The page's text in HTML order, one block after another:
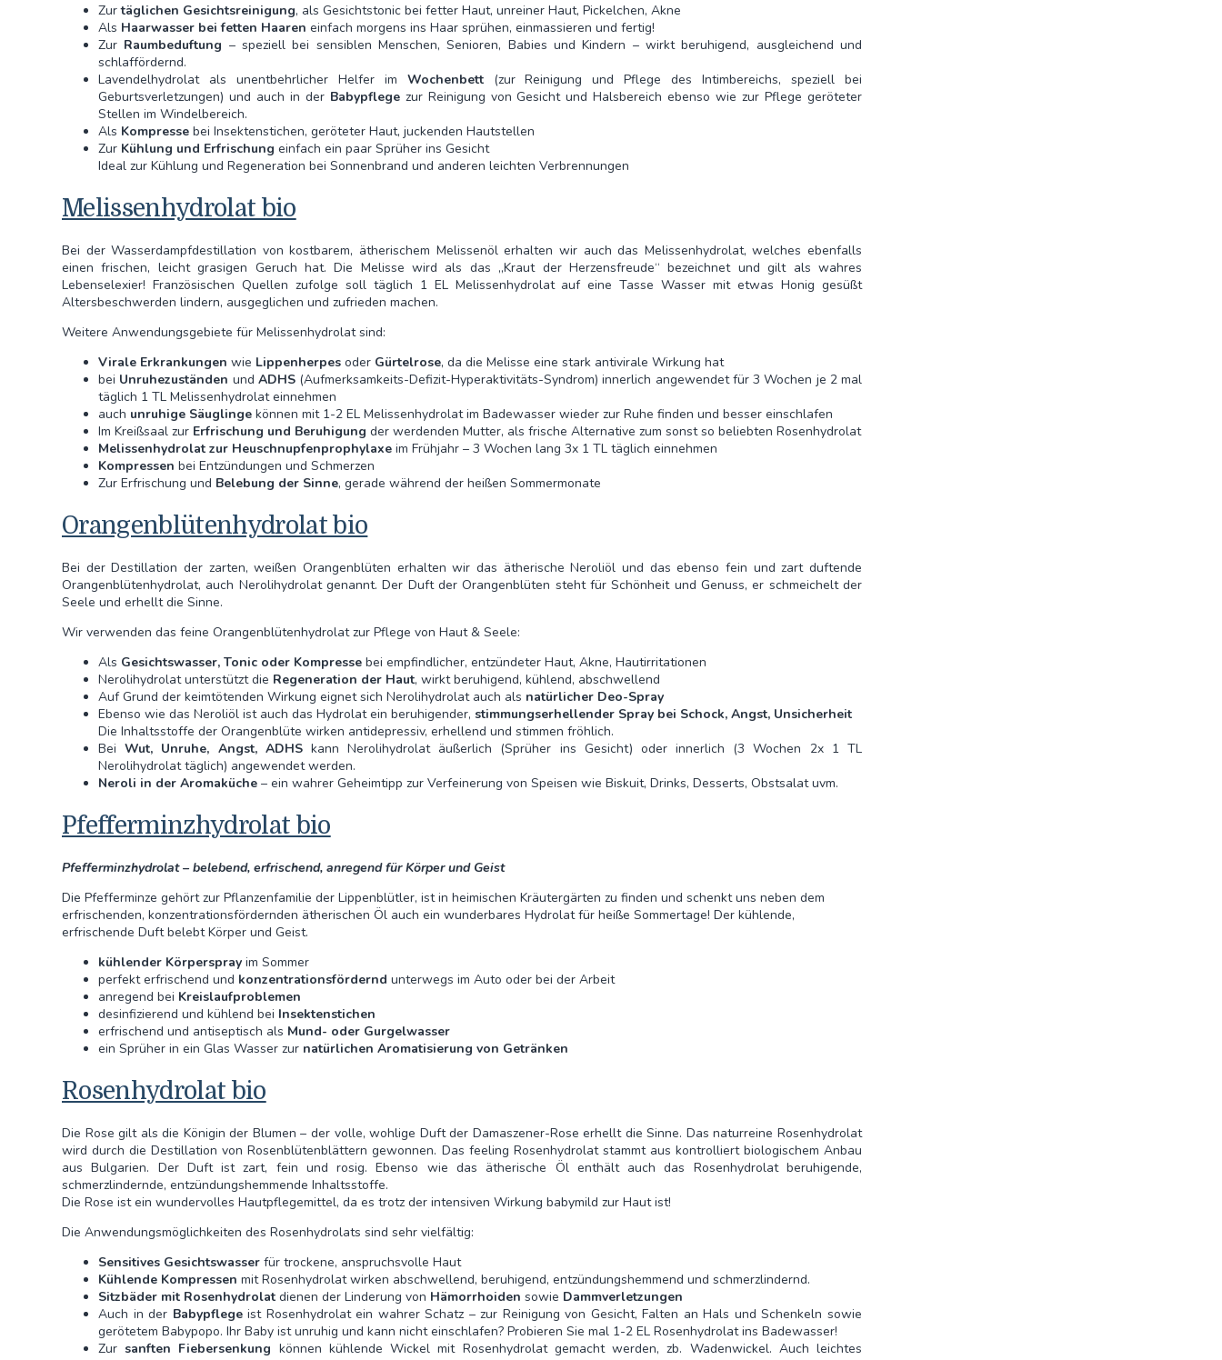
Zurtäglichen Gesichtsreinigung, als Gesichtstonic bei fetter Haut, unreiner Haut, Pickelchen, Akne
Als Haarwasser bei fetten Haaren einfach morgens ins Haar sprühen, einmassieren und fertig!
Zur Raumbeduftung – speziell bei sensiblen Menschen, Senioren, Babies und Kindern – wirkt beruhigend, ausgleichend und
schlaffördernd.
Lavendelhydrolat als unentbehrlicher Helfer im Wochenbett(zur Reinigung und Pflege des Intimbereichs, speziell bei
Geburtsverletzungen) und auch in der Babypflegezur Reinigung von Gesicht und Halsbereich ebenso wie zur Pflege geröteter
Stellen im Windelbereich.
Als Kompresse bei Insektenstichen, geröteter Haut, juckenden Hautstellen
Zur Kühlung und Erfrischung einfach ein paar Sprüher ins Gesicht
Ideal zur Kühlung und Regeneration bei Sonnenbrand und anderen leichten Verbrennungen
Melissenhydrolat bio
Bei der Wasserdampfdestillation von kostbarem, ätherischem Melissenöl erhalten wir auch das Melissenhydrolat, welches ebenfalls
einen frischen, leicht grasigen Geruch hat. Die Melisse wird als das „Kraut der Herzensfreude“ bezeichnet und gilt als wahres
Lebenselexier! Französischen Quellen zufolge soll täglich 1 EL Melissenhydrolat auf eine Tasse Wasser mit etwas Honig gesüßt
Altersbeschwerden lindern, ausgeglichen und zufrieden machen.
Weitere Anwendungsgebiete für Melissenhydrolat sind:
Virale Erkrankungen wie Lippenherpes oder Gürtelrose, da die Melisse eine stark antivirale Wirkung hat
bei Unruhezuständen und ADHS(Aufmerksamkeits-Defizit-Hyperaktivitäts-Syndrom) innerlich angewendet für 3 Wochen je 2 mal
täglich 1 TL Melissenhydrolat einnehmen
auch unruhige Säuglinge können mit 1-2 EL Melissenhydrolat im Badewasser wieder zur Ruhe finden und besser einschlafen
Im Kreißsaal zur Erfrischung und Beruhigung der werdenden Mutter, als frische Alternative zum sonst so beliebten Rosenhydrolat
Melissenhydrolat zur Heuschnupfenprophylaxe im Frühjahr – 3 Wochen lang 3x 1 TL täglich einnehmen
Kompressen bei Entzündungen und Schmerzen
Zur Erfrischung und Belebung der Sinne, gerade während der heißen Sommermonate
Orangenblütenhydrolat bio
Bei der Destillation der zarten, weißen Orangenblüten erhalten wir das ätherische Neroliöl und das ebenso fein und zart duftende
Orangenblütenhydrolat, auch Nerolihydrolat genannt. Der Duft der Orangenblüten steht für Schönheit und Genuss, er schmeichelt der
Seele und erhellt die Sinne.
Wir verwenden das feine Orangenblütenhydrolat zur Pflege von Haut & Seele:
Als Gesichtswasser, Tonic oder Kompresse bei empfindlicher, entzündeter Haut, Akne, Hautirritationen
Nerolihydrolat unterstützt die Regeneration der Haut, wirkt beruhigend, kühlend, abschwellend
Auf Grund der keimtötenden Wirkung eignet sich Nerolihydrolat auch als natürlicher Deo-Spray
Ebenso wie das Neroliöl ist auch das Hydrolat ein beruhigender, stimmungserhellender Spray bei Schock, Angst, Unsicherheit
Die Inhaltsstoffe der Orangenblüte wirken antidepressiv, erhellend und stimmen fröhlich.
BeiWut, Unruhe, Angst, ADHSkann Nerolihydrolat äußerlich (Sprüher ins Gesicht) oder innerlich (3 Wochen 2x 1 TL
Nerolihydrolat täglich) angewendet werden.
Neroli in der Aromaküche – ein wahrer Geheimtipp zur Verfeinerung von Speisen wie Biskuit, Drinks, Desserts, Obstsalat uvm.
Pfefferminzhydrolat bio
Pfefferminzhydrolat – belebend, erfrischend, anregend für Körper und Geist
Die Pfefferminze gehört zur Pflanzenfamilie der Lippenblütler, ist in heimischen Kräutergärten zu finden und schenkt uns neben dem
erfrischenden, konzentrationsfördernden ätherischen Öl auch ein wunderbares Hydrolat für heiße Sommertage! Der kühlende,
erfrischende Duft belebt Körper und Geist.
kühlender Körperspray im Sommer
perfekt erfrischend und konzentrationsfördernd unterwegs im Auto oder bei der Arbeit
anregend bei Kreislaufproblemen
desinfizierend und kühlend bei Insektenstichen
erfrischend und antiseptisch als Mund- oder Gurgelwasser
ein Sprüher in ein Glas Wasser zur natürlichen Aromatisierung von Getränken
Rosenhydrolat bio
Die Rose gilt als die Königin der Blumen – der volle, wohlige Duft der Damaszener-Rose erhellt die Sinne. Das naturreine Rosenhydrolat
wird durch die Destillation von Rosenblütenblättern gewonnen. Das feeling Rosenhydrolat stammt aus kontrolliert biologischem Anbau
aus Bulgarien. Der Duft ist zart, fein und rosig. Ebenso wie das ätherische Öl enthält auch das Rosenhydrolat beruhigende,
schmerzlindernde, entzündungshemmende Inhaltsstoffe.
Die Rose ist ein wundervolles Hautpflegemittel, da es trotz der intensiven Wirkung babymild zur Haut ist!
Die Anwendungsmöglichkeiten des Rosenhydrolats sind sehr vielfältig:
Sensitives Gesichtswasser für trockene, anspruchsvolle Haut
Kühlende Kompressen mit Rosenhydrolat wirken abschwellend, beruhigend, entzündungshemmend und schmerzlindernd.
Sitzbäder mit Rosenhydrolat dienen der Linderung von Hämorrhoiden sowie Dammverletzungen
Auch in der Babypflegeist Rosenhydrolat ein wahrer Schatz – zur Reinigung von Gesicht, Falten an Hals und Schenkeln sowie
gerötetem Babypopo. Ihr Baby ist unruhig und kann nicht einschlafen? Probieren Sie mal 1-2 EL Rosenhydrolat ins Badewasser!
Zursanften Fiebersenkung können kühlende Wickel mit Rosenhydrolat gemacht werden, zb. Wadenwickel. Auch leichtes